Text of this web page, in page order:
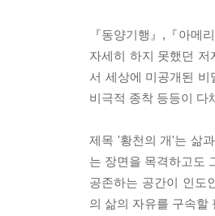
『동양기행』,『아메
자세히 하지 못했던
서 세상에 미공개된
비극적 종착 등등이 다
제목 '황천의 개'는 삶
는 장면을 목격하고도
공존하는 공간이 인도
의 삶의 자유를 구속할